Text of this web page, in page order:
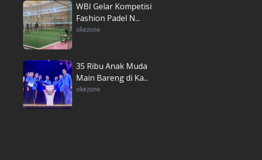
WBI Gelar Kompetisi
Fashion Padel N...
okezone
35 Ribu Anak Muda
Main Bareng di Ka...
okezone